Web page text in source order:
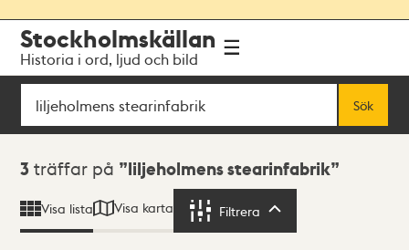
navigationen
huvudinnehållet
Stockholmskällan
Historia i ord, ljud och bild
Sök
Sök
Sökresultat
3 träffar på liljeholmens stearinfabrik
Visa lista Visa karta Filtrera